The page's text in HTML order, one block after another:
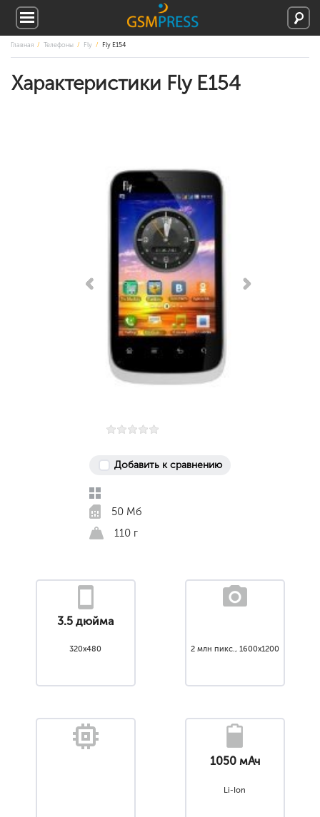
Главная Телефоны Fly Fly E154
Характеристики Fly E154
Добавить к сравнению
50 Мб
110 г
3.5 дюйма
320x480 2 млн пикс., 1600x1200
1050 мАч
Li-Ion